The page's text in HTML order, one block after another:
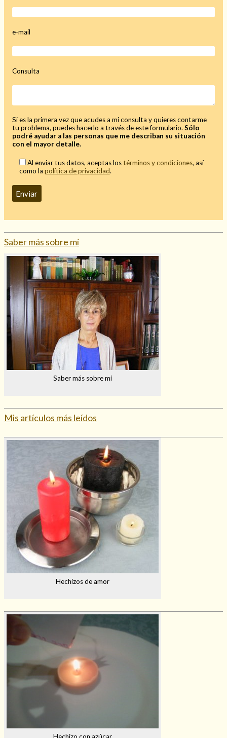
e-mail
Consulta
Si es la primera vez que acudes a mi consulta y quieres contarme
tu problema, puedes hacerlo a través de este formulario.Sólo
podré ayudar a las personas que me describan su situación
con el mayor detalle.
Al enviar tus datos, aceptas lostérminos y condiciones, así
como la política de privacidad.
Saber más sobre mí
Saber más sobre mí
Mis artículos más leídos
Hechizos de amor